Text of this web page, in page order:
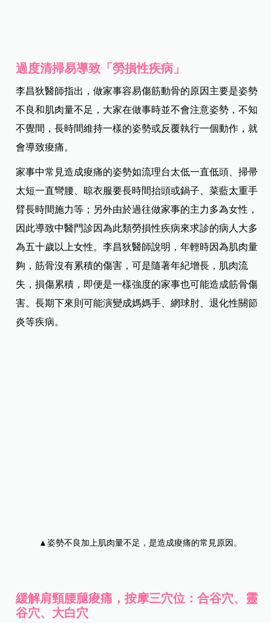
過度清掃易導致「勞損性疾病」
李昌狄醫師指出，做家事容易傷筋動骨的原因主要是姿勢
不良和肌肉量不足，大家在做事時並不會注意姿勢，不知
不覺間，長時間維持一樣的姿勢或反覆執行一個動作，就
會導致痠痛。
家事中常見造成痠痛的姿勢如流理台太低一直低頭、掃帚
太短一直彎腰、晾衣服要長時間抬頭或鍋子、菜藍太重手
臂長時間施力等；另外由於過往做家事的主力多為女性，
因此導致中醫門診因為此類勞損性疾病來求診的病人大多
為五十歲以上女性。李昌狄醫師說明，年輕時因為肌肉量
夠，筋骨沒有累積的傷害，可是隨著年紀增長，肌肉流
失，損傷累積，即便是一樣強度的家事也可能造成筋骨傷
害。長期下來則可能演變成媽媽手、網球肘、退化性關節
炎等疾病。
▲姿勢不良加上肌肉量不足，是造成痠痛的常見原因。
緩解肩頸腰腿痠痛，按摩三穴位：合谷穴、靈
谷穴、大白穴